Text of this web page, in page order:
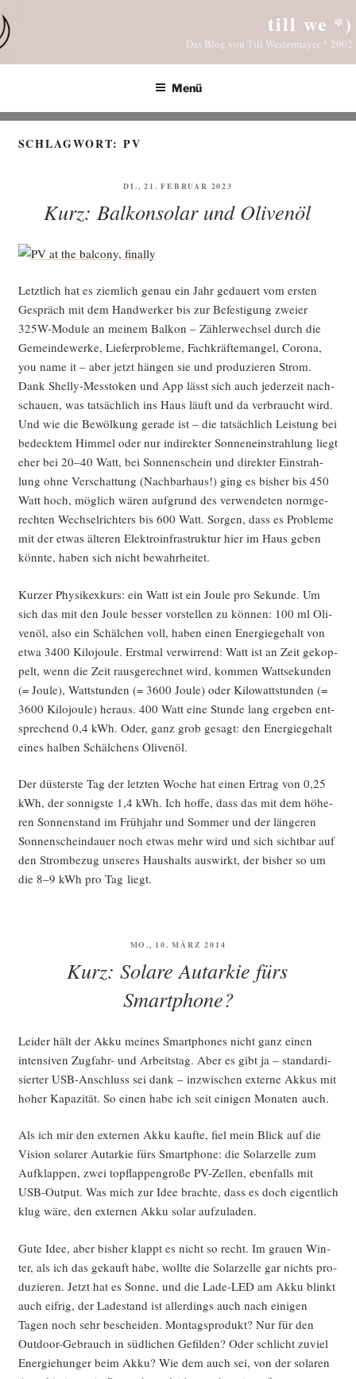
Inhalt
springen
till we *)
Das Blog von Till Westermayer * 2002
Menü
SCHLAGWORT:PV
VERÖFFENTLICHT
DI., 21. FEBRUAR 2023
Kurz: Balkonsolar und Olivenöl
Letzt­lich hat es ziem­lich genau ein Jahr gedau­ert vom ers­ten
Gespräch mit dem Hand­wer­ker bis zur Befes­ti­gung zwei­er
325W-Modu­le an mei­nem Bal­kon – Zäh­ler­wech­sel durch die
Gemein­de­wer­ke, Lie­fer­pro­ble­me, Fach­kräf­te­man­gel, Coro­na,
you name it – aber jetzt hän­gen sie und pro­du­zie­ren Strom.
Dank Shel­ly-Mess­to­ken und App lässt sich auch jeder­zeit nach­
schau­en, was tat­säch­lich ins Haus läuft und da ver­braucht wird.
Und wie die Bewöl­kung gera­de ist – die tat­säch­lich Leis­tung bei
bedeck­tem Him­mel oder nur indi­rek­ter Son­nen­ein­strah­lung liegt
eher bei 20–40 Watt, bei Son­nen­schein und direk­ter Ein­strah­
lung ohne Ver­schat­tung (Nach­bar­haus!) ging es bis­her bis 450
Watt hoch, mög­lich wären auf­grund des ver­wen­de­ten norm­ge­
rech­ten Wech­sel­rich­ters bis 600 Watt. Sor­gen, dass es Pro­ble­me
mit der etwas älte­ren Elek­tro­in­fra­struk­tur hier im Haus geben
könn­te, haben sich nicht bewahrheitet.
Kur­zer Phy­sik­ex­kurs: ein Watt ist ein Joule pro Sekun­de. Um
sich das mit den Joule bes­ser vor­stel­len zu kön­nen: 100 ml Oli­
ven­öl, also ein Schäl­chen voll, haben einen Ener­gie­ge­halt von
etwa 3400 Kilo­joule. Erst­mal ver­wir­rend: Watt ist an Zeit gekop­
pelt, wenn die Zeit raus­ge­rech­net wird, kom­men Watt­se­kun­den
(= Joule), Watt­stun­den (= 3600 Joule) oder Kilo­watt­stun­den (=
3600 Kilo­joule) her­aus. 400 Watt eine Stun­de lang erge­ben ent­
spre­chend 0,4 kWh. Oder, ganz grob gesagt: den Ener­gie­ge­halt
eines hal­ben Schäl­chens Olivenöl.
Der düs­ters­te Tag der letz­ten Woche hat einen Ertrag von 0,25
kWh, der son­nigs­te 1,4 kWh. Ich hof­fe, dass das mit dem höhe­
ren Son­nen­stand im Früh­jahr und Som­mer und der län­ge­ren
Son­nen­schein­dau­er noch etwas mehr wird und sich sicht­bar auf
den Strom­be­zug unse­res Haus­halts aus­wirkt, der bis­her so um
die 8–9 kWh pro Tag liegt.
VERÖFFENTLICHT
MO., 10. MÄRZ 2014
Kurz: Solare Autarkie fürs
Smartphone?
Lei­der hält der Akku mei­nes Smart­phones nicht ganz einen
inten­si­ven Zug­fahr- und Arbeits­tag. Aber es gibt ja – stan­dar­di­
sier­ter USB-Anschluss sei dank – inzwi­schen exter­ne Akkus mit
hoher Kapa­zi­tät. So einen habe ich seit eini­gen Mona­ten auch.
Als ich mir den exter­nen Akku kauf­te, fiel mein Blick auf die
Visi­on sola­rer Aut­ar­kie fürs Smart­phone: die Solar­zel­le zum
Auf­klap­pen, zwei topf­lap­pen­gro­ße PV-Zel­len, eben­falls mit
USB-Out­put. Was mich zur Idee brach­te, dass es doch eigent­lich
klug wäre, den exter­nen Akku solar aufzuladen.
Gute Idee, aber bis­her klappt es nicht so recht. Im grau­en Win­
ter, als ich das gekauft habe, woll­te die Solar­zel­le gar nichts pro­
du­zie­ren. Jetzt hat es Son­ne, und die Lade-LED am Akku blinkt
auch eif­rig, der Lade­stand ist aller­dings auch nach eini­gen
Tagen noch sehr beschei­den. Mon­tags­pro­dukt? Nur für den
Out­door-Gebrauch in süd­li­chen Gefil­den? Oder schlicht zuviel
Ener­gie­hun­ger beim Akku? Wie dem auch sei, von der sola­ren